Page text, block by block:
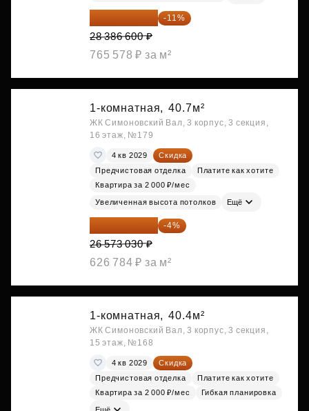
25 264 074 ₽ -11%
28 386 600 ₽
765 578 ₽ за м²
1-комнатная, 40.7м²
ЖК Симоновский Вал, 3 корпус, 3 секция,
16 этаж, №179
4 кв 2029
Скидка
Предчистовая отделка
Платите как хотите
Квартира за 2 000 ₽/мес
Увеличенная высота потолков Ещё
25 510 109 ₽ -4%
26 573 030 ₽
626 784 ₽ за м²
1-комнатная, 40.4м²
ЖК Симоновский Вал, 3 корпус, 3 секция,
15 этаж, №168
4 кв 2029
Скидка
Предчистовая отделка
Платите как хотите
Квартира за 2 000 ₽/мес
Гибкая планировка
Ещё